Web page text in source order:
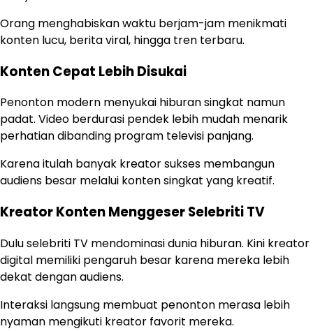
Orang menghabiskan waktu berjam-jam menikmati
konten lucu, berita viral, hingga tren terbaru.
Konten Cepat Lebih Disukai
Penonton modern menyukai hiburan singkat namun
padat. Video berdurasi pendek lebih mudah menarik
perhatian dibanding program televisi panjang.
Karena itulah banyak kreator sukses membangun
audiens besar melalui konten singkat yang kreatif.
Kreator Konten Menggeser Selebriti TV
Dulu selebriti TV mendominasi dunia hiburan. Kini kreator
digital memiliki pengaruh besar karena mereka lebih
dekat dengan audiens.
Interaksi langsung membuat penonton merasa lebih
nyaman mengikuti kreator favorit mereka.